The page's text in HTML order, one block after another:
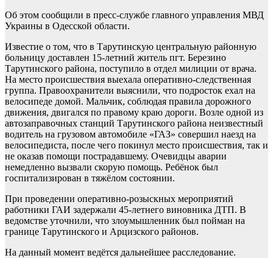
Об этом сообщили в пресс-службе главного управления МВД
Украины в Одесской области.
Известие о том, что в Тарутинскую центральную районную
больницу доставлен 15-летний житель пгт. Березино
Тарутинского района, поступило в отдел милиции от врача.
На место происшествия выехала оперативно-следственная
группа. Правоохранители выяснили, что подросток ехал на
велосипеде домой. Мальчик, соблюдая правила дорожного
движения, двигался по правому краю дороги. Возле одной из
автозаправочных станций Тарутинского района неизвестный
водитель на грузовом автомобиле «ГАЗ» совершил наезд на
велосипедиста, после чего покинул место происшествия, так и
не оказав помощи пострадавшему. Очевидцы аварии
немедленно вызвали скорую помощь. Ребёнок был
госпитализирован в тяжёлом состоянии.
При проведении оперативно-розыскных мероприятий
работники ГАИ задержали 45-летнего виновника ДТП. В
ведомстве уточнили, что злоумышленник был пойман на
границе Тарутинского и Арцизского районов.
На данный момент ведётся дальнейшее расследование.